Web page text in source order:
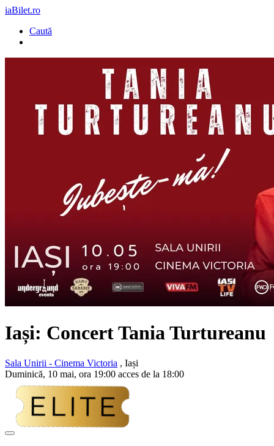
iaBilet.ro
Caută
Iași: ConcertTania Turtureanu
Sala Unirii - Cinema Victoria , Iași
Duminică, 10 mai, ora 19:00 acces de la 18:00
Adaugă